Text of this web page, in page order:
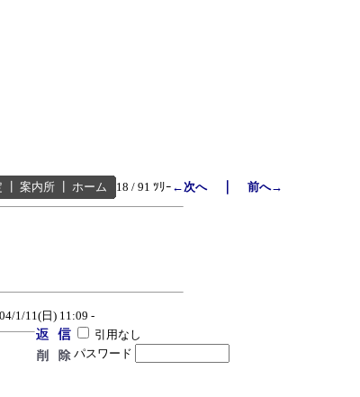
案内所 ホーム 18 / 91 ﾂﾘｰ ←次へ｜ 前へ→
1/11(日) 11:09 -
引用なし
パスワード